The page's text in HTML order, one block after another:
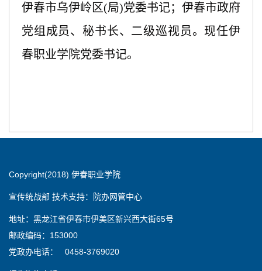
伊春市乌伊岭区(局)党委书记；伊春市政府
党组成员、秘书长、二级巡视员。 现任伊
春职业学院党委书记。
Copyright(2018) 伊春职业学院
宣传统战部 技术支持：院办网管中心
地址：黑龙江省伊春市伊美区新兴西大街65号
邮政编码：153000
党政办电话： 0458-3769020